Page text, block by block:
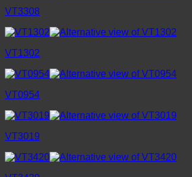
VT3308
VT1302
VT0954
VT3019